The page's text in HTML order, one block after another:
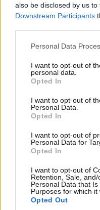
also be disclosed by us
Downstream Participants
Please note that this
not limited to your visit or
grant or deny consent to
use your data for below
consent section.
Personal Data
I want to opt-out of
personal data.
Opted In
I want to opt-out of
Personal Data.
Opted In
I want to opt-out of
Personal Data for
Opted In
I want to opt-out of
Retention, Sale,
Personal Data that
Purposes for which it
Opted Out
LIFESTYLE08·08·2026 19:12
Εριέττα
φιλιά με τον
ευτυχίας δεδομένη»